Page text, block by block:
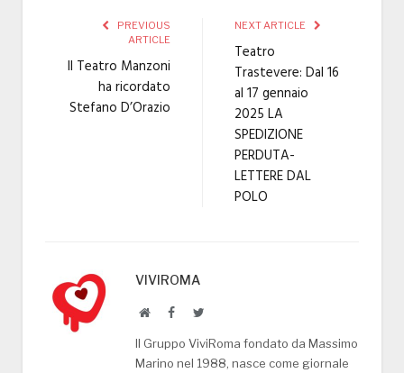
PREVIOUS
ARTICLE
Il Teatro Manzoni
ha ricordato
Stefano D’Orazio
NEXT ARTICLE
Teatro
Trastevere: Dal 16
al 17 gennaio
2025 LA
SPEDIZIONE
PERDUTA-
LETTERE DAL
POLO
VIVIROMA
WebsiteFacebookTwitter
Il Gruppo ViviRoma fondato da Massimo
Marino nel 1988, nasce come giornale